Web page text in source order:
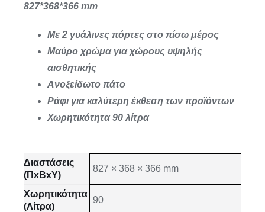
827*368*366 mm
Με 2 γυάλινες πόρτες στο πίσω μέρος
Μαύρο χρώμα για χώρους υψηλής
αισθητικής
Ανοξείδωτο πάτο
Ράφι για καλύτερη έκθεση των προϊόντων
Χωρητικότητα 90 λίτρα
Διαστάσεις
(ΠxΒxΥ)
827 × 368 × 366 mm
Χωρητικότητα
(Λίτρα)
90